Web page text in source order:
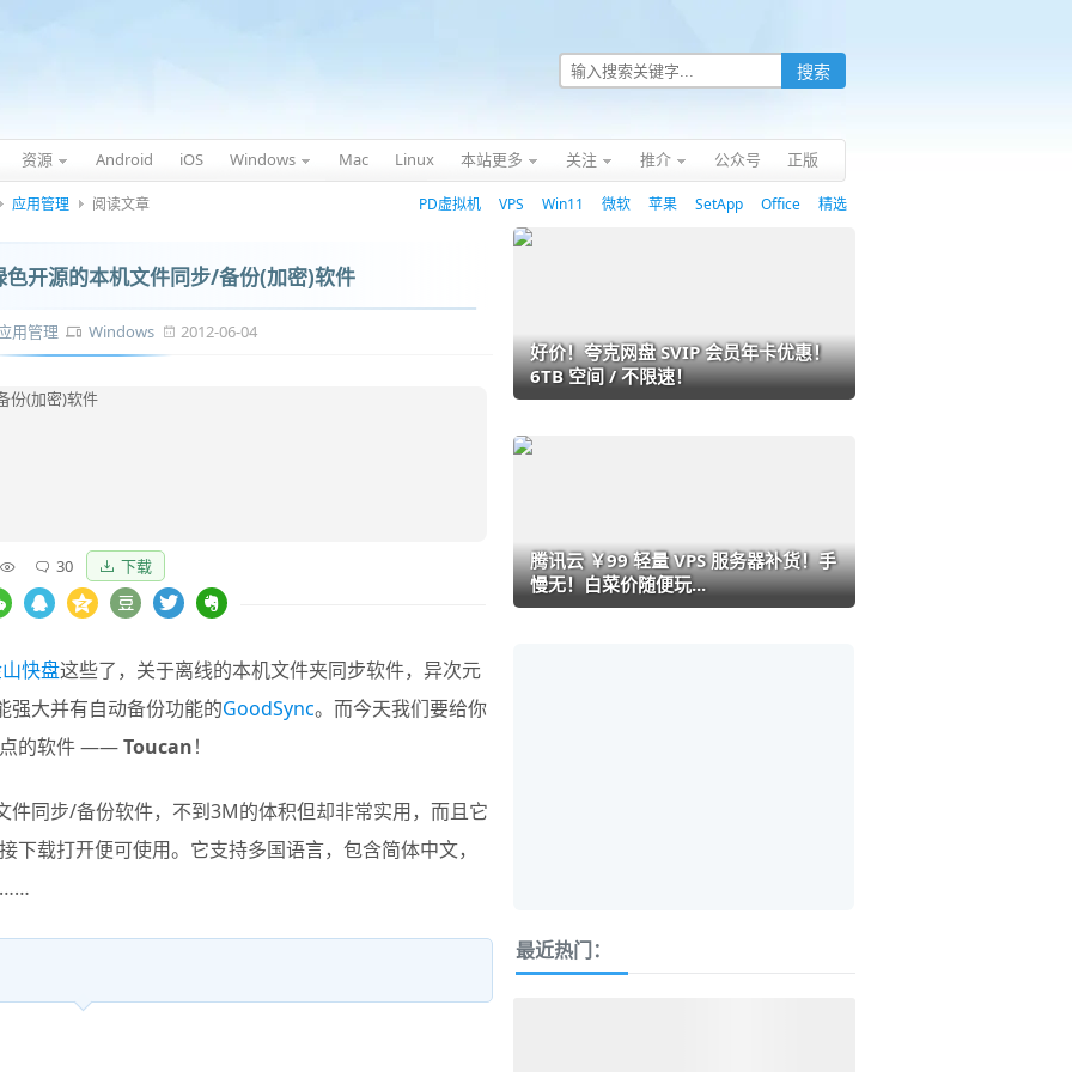
资源 Android iOS Windows Mac Linux 本站更多 关注 推介 公众号 正版
应用管理 阅读文章 PD虚拟机 VPS Win11 微软 苹果 SetApp Office 精选
开源的本机文件同步/备份(加密)软件
用管理 Windows 2012-06-04
30 下载
快盘这些了，关于离线的本机文件夹同步软件，异次元
强大并有自动备份功能的GoodSync。而今天我们要给你
点的软件 ——Toucan！
同步/备份软件，不到3M的体积但却非常实用，而且它
载打开便可使用。它支持多国语言，包含简体中文，
……
好价！夸克网盘 SVIP 会员年卡优惠！
6TB 空间 / 不限速！
腾讯云 ￥99 轻量 VPS 服务器补货！手
慢无！白菜价随便玩...
最近热门：